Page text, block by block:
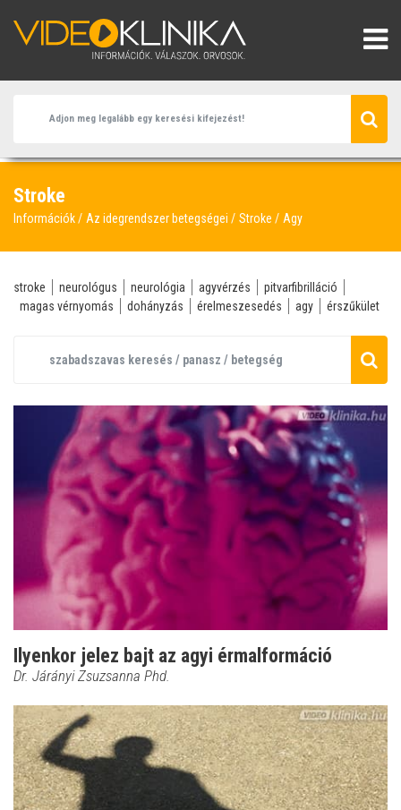
Stroke
Információk Az idegrendszer betegségei Stroke Agy
stroke neurológus neurológia agyvérzés
pitvarfibrilláció
magas vérnyomás
dohányzás érelmeszesedés agy érszűkület
Ilyenkor jelez bajt az agyi érmalformáció
Dr. Járányi Zsuzsanna Phd.